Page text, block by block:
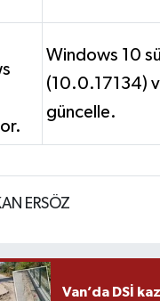
Windows 10
(10.0.17134)
güncelle.
ERSÖZ
Van’da DSİ